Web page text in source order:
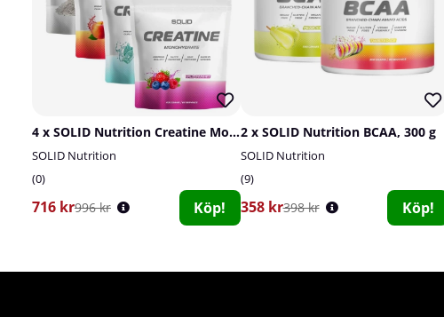
4 x SOLID Nutrition Creatine Monohydrate, 400 g
SOLID Nutrition
0
716 kr996 kr Köp!
2 x SOLID Nutrition BCAA, 300 g
SOLID Nutrition
9
358 kr398 kr Köp!